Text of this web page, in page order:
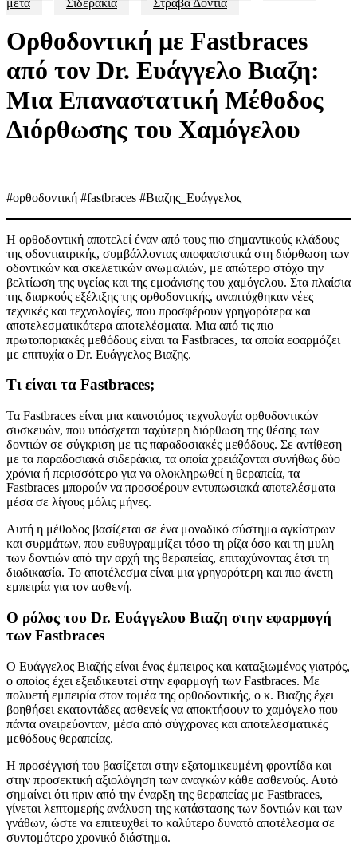
Ορθοδοντική με Fastbraces
από τον Dr. Ευάγγελο Βιαζη:
Μια Επαναστατική Μέθοδος
Διόρθωσης του Χαμόγελου
#ορθοδοντική #fastbraces #Βιαζης_Ευάγγελος
Η ορθοδοντική αποτελεί έναν από τους πιο σημαντικούς κλάδους
της οδοντιατρικής, συμβάλλοντας αποφασιστικά στη διόρθωση των
οδοντικών και σκελετικών ανωμαλιών, με απώτερο στόχο την
βελτίωση της υγείας και της εμφάνισης του χαμόγελου. Στα πλαίσια
της διαρκούς εξέλιξης της ορθοδοντικής, αναπτύχθηκαν νέες
τεχνικές και τεχνολογίες, που προσφέρουν γρηγορότερα και
αποτελεσματικότερα αποτελέσματα. Μια από τις πιο
πρωτοποριακές μεθόδους είναι τα Fastbraces, τα οποία εφαρμόζει
με επιτυχία ο Dr. Ευάγγελος Βιαζης.
Τι είναι τα Fastbraces;
Τα Fastbraces είναι μια καινοτόμος τεχνολογία ορθοδοντικών
συσκευών, που υπόσχεται ταχύτερη διόρθωση της θέσης των
δοντιών σε σύγκριση με τις παραδοσιακές μεθόδους. Σε αντίθεση
με τα παραδοσιακά σιδεράκια, τα οποία χρειάζονται συνήθως δύο
χρόνια ή περισσότερο για να ολοκληρωθεί η θεραπεία, τα
Fastbraces μπορούν να προσφέρουν εντυπωσιακά αποτελέσματα
μέσα σε λίγους μόλις μήνες.
Αυτή η μέθοδος βασίζεται σε ένα μοναδικό σύστημα αγκίστρων
και συρμάτων, που ευθυγραμμίζει τόσο τη ρίζα όσο και τη μυλη
των δοντιών από την αρχή της θεραπείας, επιταχύνοντας έτσι τη
διαδικασία. Το αποτέλεσμα είναι μια γρηγορότερη και πιο άνετη
εμπειρία για τον ασθενή.
Ο ρόλος του Dr. Ευάγγελου Βιαζη στην εφαρμογή
των Fastbraces
Ο Ευάγγελος Βιαζής είναι ένας έμπειρος και καταξιωμένος γιατρός,
ο οποίος έχει εξειδικευτεί στην εφαρμογή των Fastbraces. Με
πολυετή εμπειρία στον τομέα της ορθοδοντικής, ο κ. Βιαζης έχει
βοηθήσει εκατοντάδες ασθενείς να αποκτήσουν το χαμόγελο που
πάντα ονειρεύονταν, μέσα από σύγχρονες και αποτελεσματικές
μεθόδους θεραπείας.
Η προσέγγισή του βασίζεται στην εξατομικευμένη φροντίδα και
στην προσεκτική αξιολόγηση των αναγκών κάθε ασθενούς. Αυτό
σημαίνει ότι πριν από την έναρξη της θεραπείας με Fastbraces,
γίνεται λεπτομερής ανάλυση της κατάστασης των δοντιών και των
γνάθων, ώστε να επιτευχθεί το καλύτερο δυνατό αποτέλεσμα σε
συντομότερο χρονικό διάστημα.